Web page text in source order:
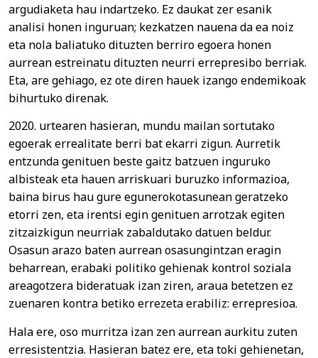
argudiaketa hau indartzeko. Ez daukat zer esanik
analisi honen inguruan; kezkatzen nauena da ea noiz
eta nola baliatuko dituzten berriro egoera honen
aurrean estreinatu dituzten neurri errepresibo berriak.
Eta, are gehiago, ez ote diren hauek izango endemikoak
bihurtuko direnak.
2020. urtearen hasieran, mundu mailan sortutako
egoerak errealitate berri bat ekarri zigun. Aurretik
entzunda genituen beste gaitz batzuen inguruko
albisteak eta hauen arriskuari buruzko informazioa,
baina birus hau gure egunerokotasunean geratzeko
etorri zen, eta irentsi egin genituen arrotzak egiten
zitzaizkigun neurriak zabaldutako datuen beldur.
Osasun arazo baten aurrean osasungintzan eragin
beharrean, erabaki politiko gehienak kontrol soziala
areagotzera bideratuak izan ziren, araua betetzen ez
zuenaren kontra betiko errezeta erabiliz: errepresioa.
Hala ere, oso murritza izan zen aurrean aurkitu zuten
erresistentzia. Hasieran batez ere, eta toki gehienetan,